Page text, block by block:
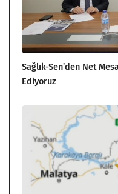
Sağlık-Sen’den Net
Ediyoruz